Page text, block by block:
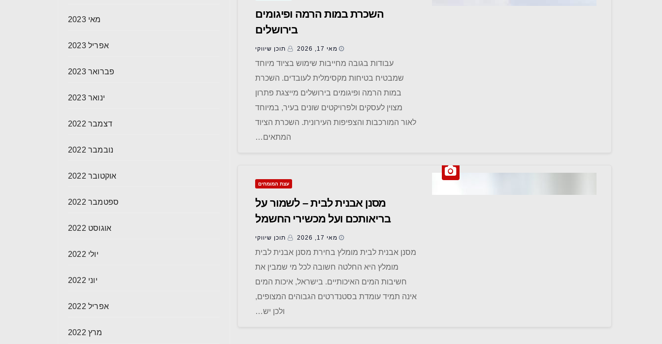
השכרת במות הרמה ופיגומים
בירושלים
מאי 17, 2026 תוכן שיווקי
עבודות בגובה מחייבות שימוש בציוד מיוחד
שמבטיח בטיחות מקסימלית לעובדים. השכרת
במות הרמה ופיגומים בירושלים מייצגת פתרון
מצוין לעסקים ולפרויקטים שונים בעיר, במיוחד
לאור המורכבות והצפיפות העירונית. השכרת הציוד
המתאים…
עצת המומחים
מסנן אבנית לבית – לשמור על
בריאותכם ועל מכשירי החשמל
מאי 17, 2026 תוכן שיווקי
מסנן אבנית לבית מומלץ בחירת מסנן אבנית לבית
מומלץ היא החלטה חשובה לכל מי שמבין את
חשיבות המים האיכותיים. בישראל, איכות המים
אינה תמיד עומדת בסטנדרטים הגבוהים המצופים,
ולכן יש…
מאי 2023
אפריל 2023
פברואר 2023
ינואר 2023
דצמבר 2022
נובמבר 2022
אוקטובר 2022
ספטמבר 2022
אוגוסט 2022
יולי 2022
יוני 2022
אפריל 2022
מרץ 2022